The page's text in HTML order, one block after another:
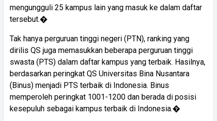
mengungguli 25 kampus lain yang masuk ke dalam daftar
tersebut.�
Tak hanya perguruan tinggi negeri (PTN), ranking yang
dirilis QS juga memasukkan beberapa perguruan tinggi
swasta (PTS) dalam daftar kampus yang terbaik. Hasilnya,
berdasarkan peringkat QS Universitas Bina Nusantara
(Binus) menjadi PTS terbaik di Indonesia. Binus
memperoleh peringkat 1001-1200 dan berada di posisi
kesepuluh sebagai kampus terbaik di Indonesia.�